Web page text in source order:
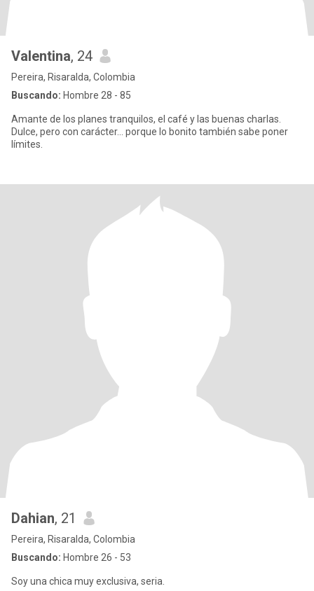
Valentina, 24
Pereira, Risaralda, Colombia
Buscando: Hombre 28 - 85
Amante de los planes tranquilos, el café y las buenas charlas.
Dulce, pero con carácter… porque lo bonito también sabe poner
límites.
Dahian, 21
Pereira, Risaralda, Colombia
Buscando: Hombre 26 - 53
Soy una chica muy exclusiva, seria.